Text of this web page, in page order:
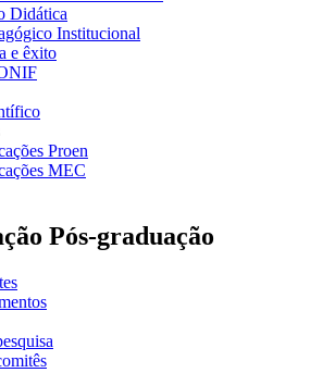
Didática
Institucional
e êxito
Proen
MEC
Pós-graduação